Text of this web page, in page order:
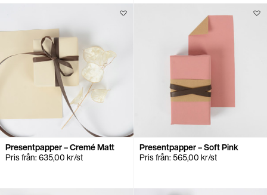
Presentpapper – Cremé Matt
Pris från:635,00kr/st
Presentpapper – Soft Pink
Pris från:565,00kr/st